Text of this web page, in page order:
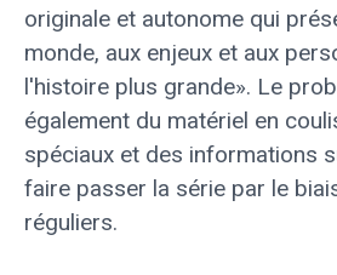
originale et autonome qui
monde, aux enjeux et aux
l'histoire plus grande». Le
également du matériel en
spéciaux et des informations
faire passer la série par le
réguliers.